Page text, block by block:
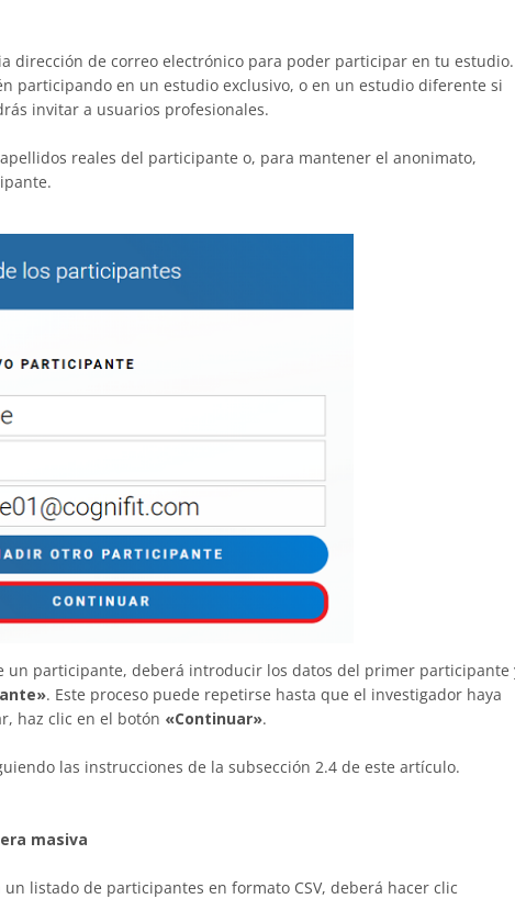
dirección de correo electrónico para poder participar en tu estudio.
participando en un estudio exclusivo, o en un estudio diferente si
invitar a usuarios profesionales.
reales del participante o, para mantener el anonimato,
un participante, deberá introducir los datos del primer participante
. Este proceso puede repetirse hasta que el investigador haya
haz clic en el botón «Continuar».
las instrucciones de la subsección 2.4 de este artículo.
masiva
listado de participantes en formato CSV, deberá hacer clic